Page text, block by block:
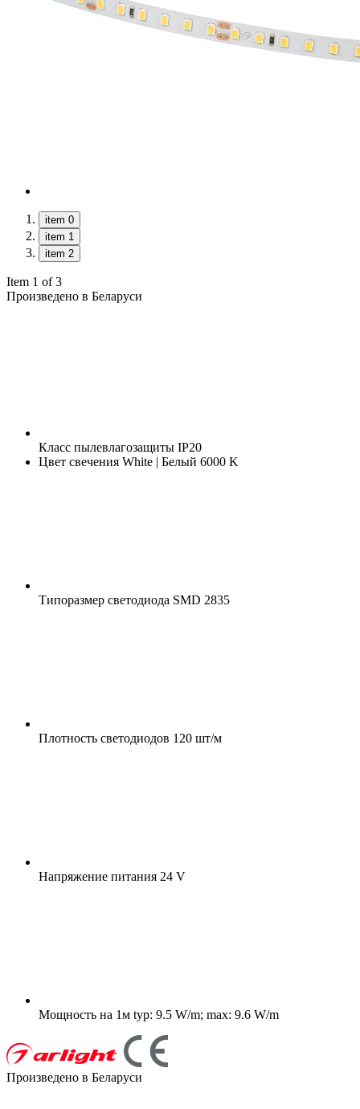
item 0
item 1
item 2
Item 1 of 3
Произведено в Беларуси
Класс пылевлагозащиты IP20
Цвет свечения White | Белый 6000 K
Типоразмер светодиода SMD 2835
Плотность светодиодов 120 шт/м
Напряжение питания 24 V
Мощность на 1м typ: 9.5 W/m; max: 9.6 W/m
Произведено в Беларуси